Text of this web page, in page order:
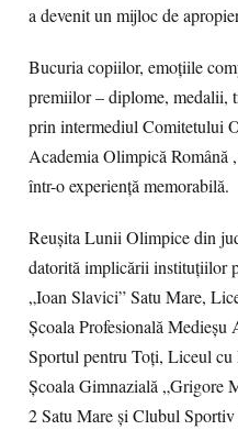
a devenit un mijloc de
Bucuria copiilor, emoțiile
premiilor – diplome, medalii,
prin intermediul Comitetului
Academia Olimpică Română
într-o experiență memorabilă.
Reușita Lunii Olimpice din
datorită implicării instituțiilor
„Ioan Slavici” Satu Mare,
Școala Profesională Medieșu
Sportul pentru Toți, Liceul
Școala Gimnazială „Grigore
2 Satu Mare și Clubul